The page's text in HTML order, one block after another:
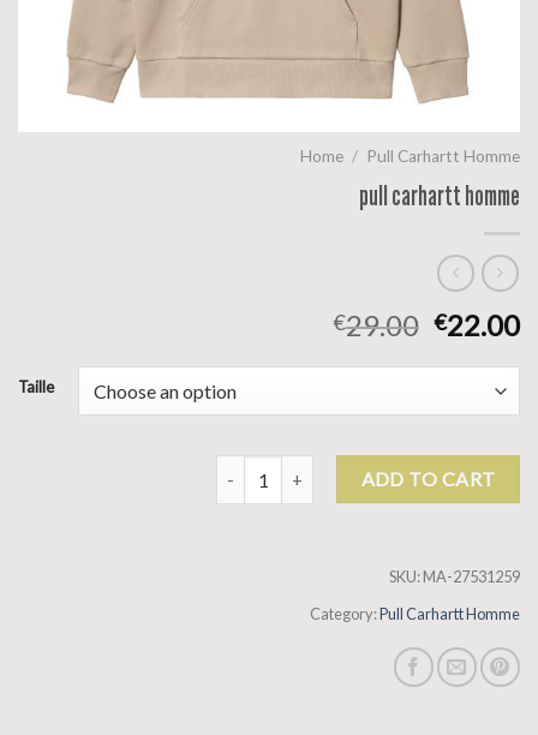
Home / Pull Carhartt Homme
pull carhartt homme
€29.00 €22.00
Taille
pull carhartt homme quantity
ADD TO CART
SKU:MA-27531259
Category:Pull Carhartt Homme